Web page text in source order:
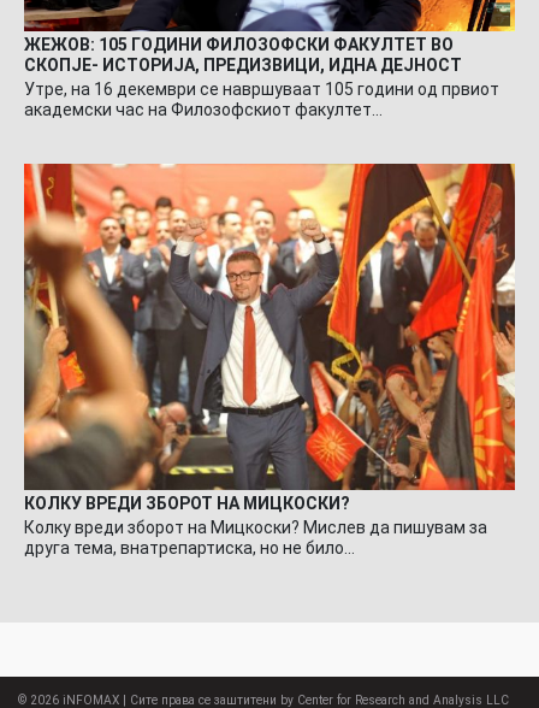
ЖЕЖОВ: 105 ГОДИНИ ФИЛОЗОФСКИ ФАКУЛТЕТ ВО
СКОПЈЕ- ИСТОРИЈА, ПРЕДИЗВИЦИ, ИДНА ДЕЈНОСТ
Утре, на 16 декември се навршуваат 105 години од првиот
академски час на Филозофскиот факултет…
КОЛКУ ВРЕДИ ЗБОРОТ НА МИЦКОСКИ?
Колку вреди зборот на Мицкоски? Мислев да пишувам за
друга тема, внатрепартиска, но не било…
© 2026 iNFOMAX | Сите права се заштитени by Center for Research and Analysis LLC